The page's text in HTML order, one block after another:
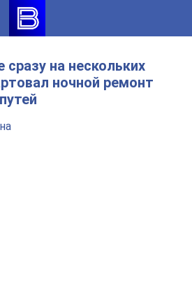
сразу на нескольких
ночной ремонт